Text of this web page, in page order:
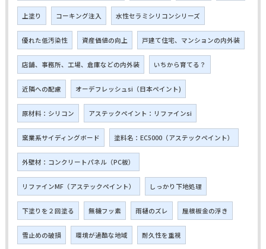
上塗り コーキング注入 水性セラミシリコンシリーズ
優れた低汚染性 資産価値の向上 戸建て住宅、マンションの内外装
店舗、事務所、工場、倉庫などの内外装 いちから育てる？
近隣への配慮 オーデフレッシュsi（日本ペイント)
原材料：シリコン アステックペイント：リファインsi
窯業系サイディングボード 塗料名：EC5000（アステックペイント）
外壁材：コンクリートパネル（PC板）
リファインMF（アステックペイント） しっかり下地処理
下塗りを２回塗る 無機フッ素 雨樋のズレ 屋根板金の浮き
雪止めの破損 環境が過酷な地域 耐久性を重視